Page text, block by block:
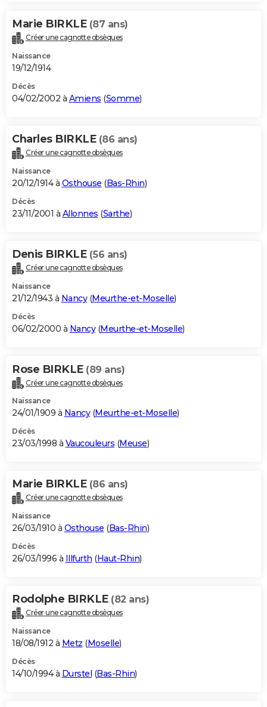
Marie BIRKLE (87 ans)
Créer une cagnotte obsèques
Naissance
19/12/1914
Décès
04/02/2002 à Amiens (Somme)
Charles BIRKLE (86 ans)
Créer une cagnotte obsèques
Naissance
20/12/1914 à Osthouse (Bas-Rhin)
Décès
23/11/2001 à Allonnes (Sarthe)
Denis BIRKLE (56 ans)
Créer une cagnotte obsèques
Naissance
21/12/1943 à Nancy(Meurthe-et-Moselle)
Décès
06/02/2000 à Nancy(Meurthe-et-Moselle)
Rose BIRKLE (89 ans)
Créer une cagnotte obsèques
Naissance
24/01/1909 à Nancy(Meurthe-et-Moselle)
Décès
23/03/1998 à Vaucouleurs (Meuse)
Marie BIRKLE (86 ans)
Créer une cagnotte obsèques
Naissance
26/03/1910 à Osthouse (Bas-Rhin)
Décès
26/03/1996 à Illfurth (Haut-Rhin)
Rodolphe BIRKLE (82 ans)
Créer une cagnotte obsèques
Naissance
18/08/1912 à Metz (Moselle)
Décès
14/10/1994 à Durstel (Bas-Rhin)